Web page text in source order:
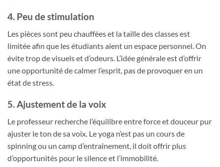
4. Peu de stimulation
Les pièces sont peu chauffées et la taille des classes est
limitée afin que les étudiants aient un espace personnel. On
évite trop de visuels et d’odeurs. L’idée générale est d’offrir
une opportunité de calmer l’esprit, pas de provoquer en un
état de stress.
5. Ajustement de la voix
Le professeur recherche l’équilibre entre force et douceur pur
ajuster le ton de sa voix. Le yoga n’est pas un cours de
spinning ou un camp d’entraînement, il doit offrir plus
d’opportunités pour le silence et l’immobilité.